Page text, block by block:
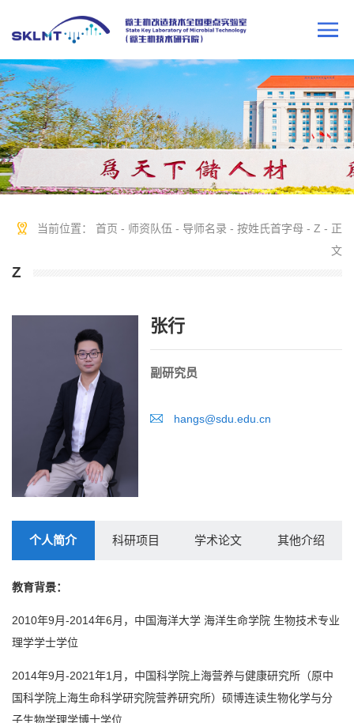
当前位置： 首页 - 师资队伍 - 导师名录 - 按姓氏首字母 - Z - 正
文
Z
张行
副研究员
hangs@sdu.edu.cn
个人简介 科研项目 学术论文 其他介绍
教育背景：
2010年9月-2014年6月，中国海洋大学 海洋生命学院 生物技术专业
理学学士学位
2014年9月-2021年1月，中国科学院上海营养与健康研究所（原中
国科学院上海生命科学研究院营养研究所）硕博连读生物化学与分
子生物学理学博士学位